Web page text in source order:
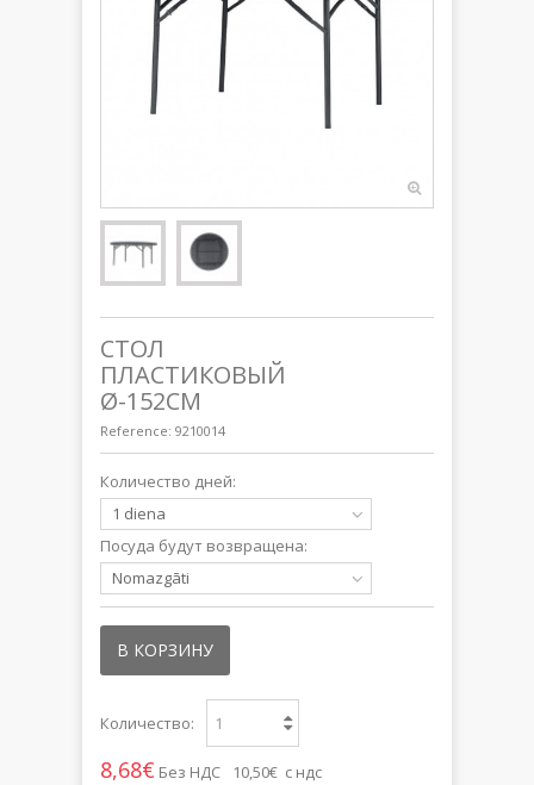
СТОЛ
ПЛАСТИКОВЫЙ
Ø-152СМ
Reference: 9210014
Количество дней:
1 diena
Посуда будут возвращена:
Nomazgāti
В КОРЗИНУ
Количество:
8,68€ Без НДС 10,50€ с ндс